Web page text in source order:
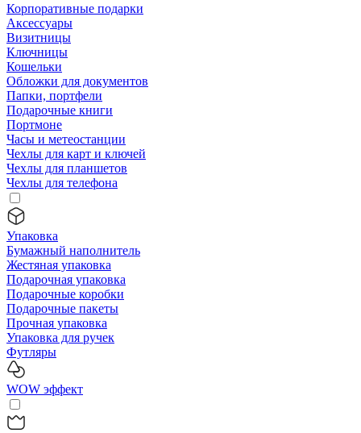
Корпоративные подарки
Аксессуары
Визитницы
Ключницы
Кошельки
Обложки для документов
Папки, портфели
Подарочные книги
Портмоне
Часы и метеостанции
Чехлы для карт и ключей
Чехлы для планшетов
Чехлы для телефона
Упаковка
Бумажный наполнитель
Жестяная упаковка
Подарочная упаковка
Подарочные коробки
Подарочные пакеты
Прочная упаковка
Упаковка для ручек
Футляры
WOW эффект